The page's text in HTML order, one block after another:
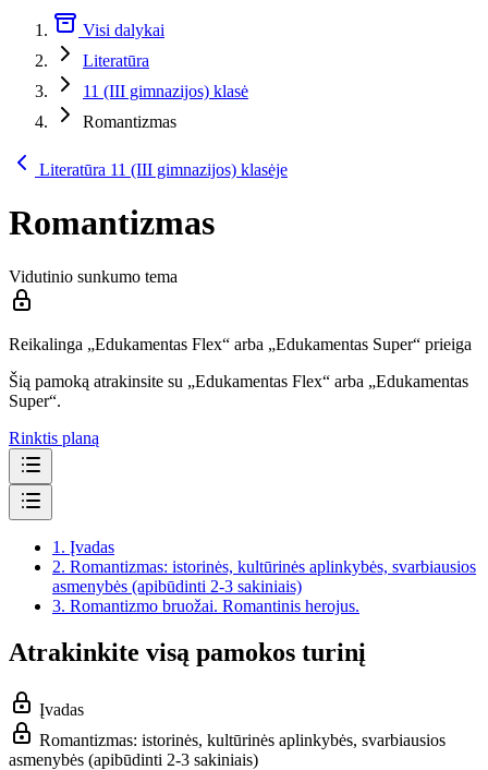
Visi dalykai
Literatūra
11 (III gimnazijos) klasė
Romantizmas
Literatūra 11 (III gimnazijos) klasėje
Romantizmas
Vidutinio sunkumo tema
Reikalinga „Edukamentas Flex“ arba „Edukamentas Super“ prieiga
Šią pamoką atrakinsite su „Edukamentas Flex“ arba „Edukamentas
Super“.
Rinktis planą
1. Įvadas
2. Romantizmas: istorinės, kultūrinės aplinkybės, svarbiausios
asmenybės (apibūdinti 2-3 sakiniais)
3. Romantizmo bruožai. Romantinis herojus.
Atrakinkite visą pamokos turinį
Įvadas
Romantizmas: istorinės, kultūrinės aplinkybės, svarbiausios
asmenybės (apibūdinti 2-3 sakiniais)